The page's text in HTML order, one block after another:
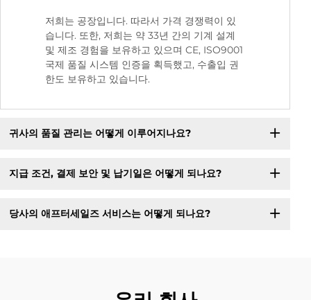
저희는 공장입니다. 따라서 가격 경쟁력이 있
습니다. 또한, 저희는 약 33년 간의 기계 설계
및 제조 경험을 보유하고 있으며 CE, ISO9001
국제 품질 시스템 인증을 획득했고, 수출입 권
한도 보유하고 있습니다.
귀사의 품질 관리는 어떻게 이루어지나요?
지급 조건, 결제 보안 및 납기일은 어떻게 되나요?
당사의 애프터세일즈 서비스는 어떻게 되나요?